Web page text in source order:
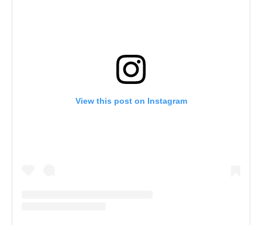
View this post on Instagram